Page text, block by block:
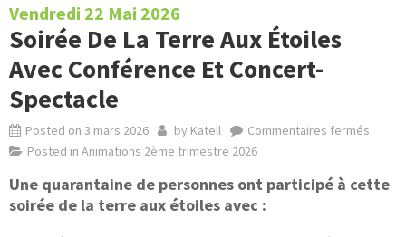
Vendredi 22 Mai 2026
Soirée De La Terre Aux Étoiles
Avec Conférence Et Concert-
Spectacle
Posted on 3 mars 2026 by Katell
Commentaires fermés
Posted in Animations 2ème trimestre 2026
Une quarantaine de personnes ont participé à cette
soirée de la terre aux étoiles avec :